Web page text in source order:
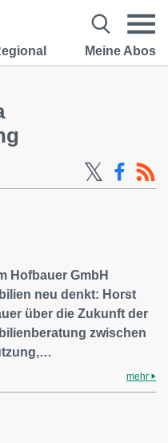
Meine Abos
Hofbauer GmbH
neu denkt: Horst
über die Zukunft der
zwischen
mehr